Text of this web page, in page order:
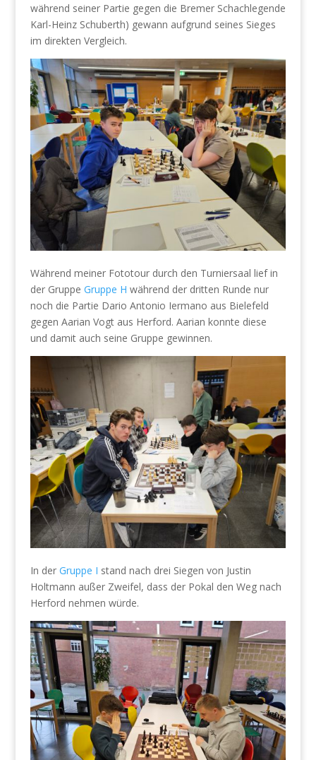
während seiner Partie gegen die Bremer Schachlegende
Karl-Heinz Schuberth) gewann aufgrund seines Sieges
im direkten Vergleich.
Während meiner Fototour durch den Turniersaal lief in
der Gruppe Gruppe H während der dritten Runde nur
noch die Partie Dario Antonio Iermano aus Bielefeld
gegen Aarian Vogt aus Herford. Aarian konnte diese
und damit auch seine Gruppe gewinnen.
In der Gruppe I stand nach drei Siegen von Justin
Holtmann außer Zweifel, dass der Pokal den Weg nach
Herford nehmen würde.